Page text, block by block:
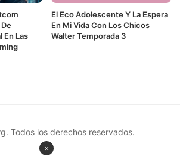
En Las
El Eco Adolescente Y La Espera
En Mi Vida Con Los Chicos
Walter Temporada 3
×
Todos los derechos reservados.